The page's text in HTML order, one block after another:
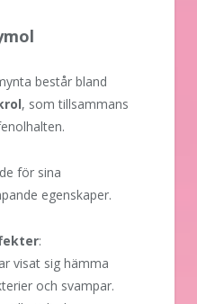
består bland
, som tillsammans
för sina
egenskaper.
:
visat sig hämma
och svampar.